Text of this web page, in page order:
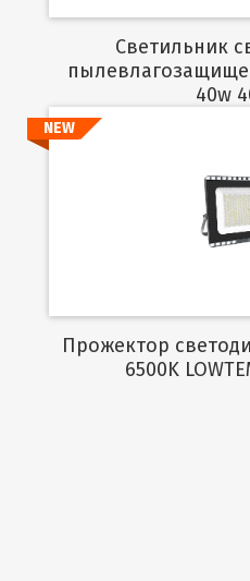
Светильник светодиодный
40w
NEW
Прожектор светодиодный PFL-S8 150w
6500K